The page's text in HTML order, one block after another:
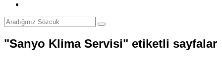
"Sanyo Klima Servisi" etiketli sayfalar